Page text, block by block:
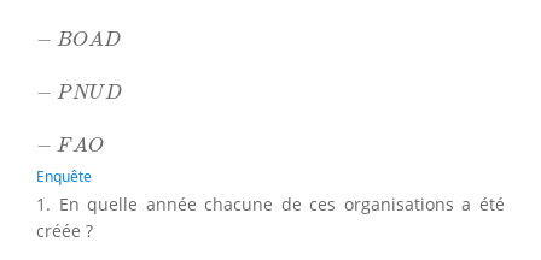
− BOAD
BOA D
− PNUD
PNUD
− FAO
FA O
Enquête
1. En quelle année chacune de ces organisations a été
créée ?